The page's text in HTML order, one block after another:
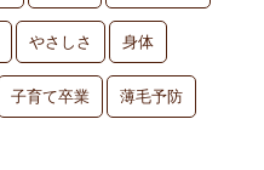
やさしさ 身体
子育て卒業 薄毛予防